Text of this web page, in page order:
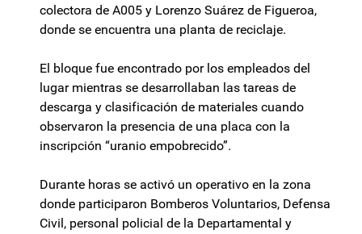
colectora de A005 y Lorenzo Suárez de Figueroa,
donde se encuentra una planta de reciclaje.
El bloque fue encontrado por los empleados del
lugar mientras se desarrollaban las tareas de
descarga y clasificación de materiales cuando
observaron la presencia de una placa con la
inscripción “uranio empobrecido”.
Durante horas se activó un operativo en la zona
donde participaron Bomberos Voluntarios, Defensa
Civil, personal policial de la Departamental y